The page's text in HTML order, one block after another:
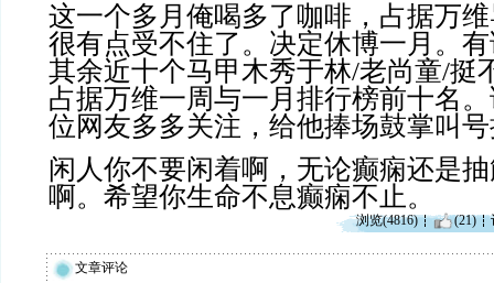
这一个多月俺喝多了咖啡，占据万
很有点受不住了。决定休博一月。
其余近十个马甲木秀于林/老尚童/挺
占据万维一周与一月排行榜前十名
位网友多多关注，给他捧场鼓掌叫
闲人你不要闲着啊，无论癫痫还是
啊。希望你生命不息癫痫不止。
浏览(4816) (21)
文章评论